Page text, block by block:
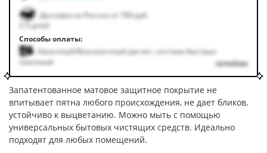
Доставка по России от 700 руб.
2-5 дней
Способы оплаты:
Наличный/безналичный расчет, система быстрых
платежей
подробнее
Запатентованное матовое защитное покрытие не
впитывает пятна любого происхождения, не дает бликов,
устойчиво к выцветанию. Можно мыть с помощью
универсальных бытовых чистящих средств. Идеально
подходят для любых помещений.